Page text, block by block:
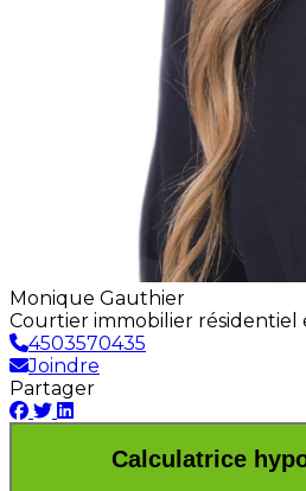
Monique Gauthier
Courtier immobilier résidentiel
4503570435
Joindre
Partager
Calculatrice